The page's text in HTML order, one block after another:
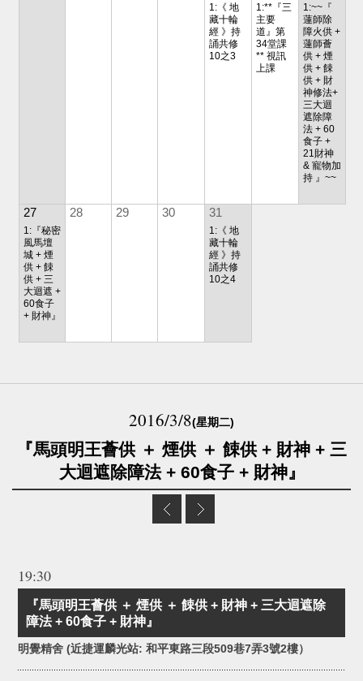
1:《 地
藏十輪
經 》持
誦共修
10之3
1:**『三
主要
道』第
34堂課
** 視訊
上課
1:~~『
蓮師除
障火供 +
蓮師薈
供 + 煙
供 + 餗
供 + 財
神修法+
三大迴
遮除障
法 + 60
食子 +
21財神
& 寵物加
持 』~~
27
1:『秘密
風馬壇
城 + 煙
供 + 餗
供 + 三
大迴遮 +
60食子
+ 財神』
28 29 30 31
1:《 地
藏十輪
經 》持
誦共修
10之4
2016/3/8(星期二)
『馬頭明王薈供 ＋ 煙供 ＋ 餗供 + 財神 + 三
大迴遮除障法 + 60食子 + 財神』
19:30
『馬頭明王薈供 ＋ 煙供 ＋ 餗供 + 財神 + 三大迴遮除
障法 + 60食子 + 財神』
明覺精舍 (近捷運麟光站: 和平東路三段509巷7弄3號2樓）